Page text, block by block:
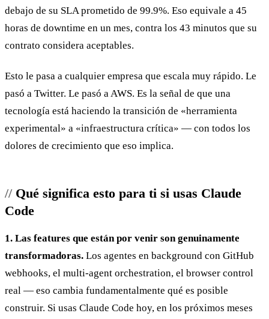
debajo de su SLA prometido de 99.9%. Eso equivale a 45
horas de downtime en un mes, contra los 43 minutos que su
contrato considera aceptables.
Esto le pasa a cualquier empresa que escala muy rápido. Le
pasó a Twitter. Le pasó a AWS. Es la señal de que una
tecnología está haciendo la transición de «herramienta
experimental» a «infraestructura crítica» — con todos los
dolores de crecimiento que eso implica.
Qué significa esto para ti si usas Claude
Code
1. Las features que están por venir son genuinamente
transformadoras. Los agentes en background con GitHub
webhooks, el multi-agent orchestration, el browser control
real — eso cambia fundamentalmente qué es posible
construir. Si usas Claude Code hoy, en los próximos meses